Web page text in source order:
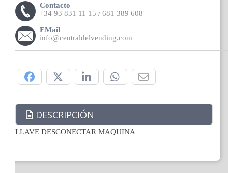
Contacto
+34 93 831 11 15 / 681 389 608
EMail
info@centraldelvending.com
DESCRIPCIÓN
LLAVE DESCONECTAR MAQUINA